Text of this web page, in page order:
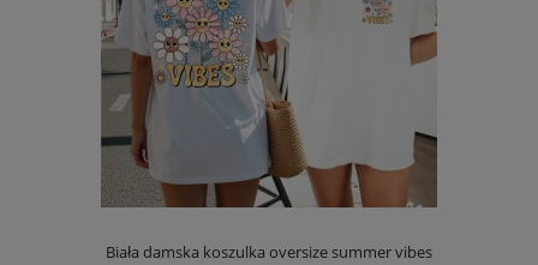
Biała damska koszulka oversize summer vibes